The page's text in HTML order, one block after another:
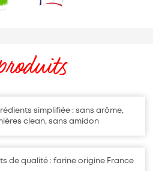
simplifiée : sans arôme,
clean, sans amidon
de qualité : farine origine France